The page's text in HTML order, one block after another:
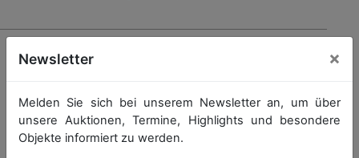
Newsletter ×
Melden Sie sich bei unserem Newsletter an, um über
unsere Auktionen, Termine, Highlights und besondere
Objekte informiert zu werden.